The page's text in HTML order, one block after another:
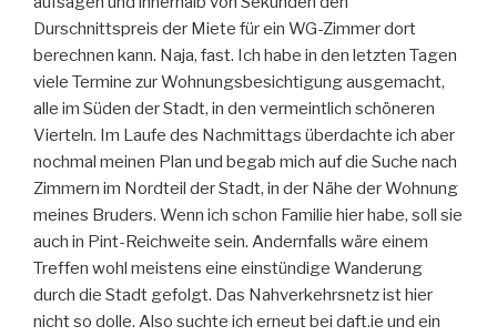
Durschnittspreis der Miete für ein WG-Zimmer dort
berechnen kann. Naja, fast. Ich habe in den letzten Tagen
viele Termine zur Wohnungsbesichtigung ausgemacht,
alle im Süden der Stadt, in den vermeintlich schöneren
Vierteln. Im Laufe des Nachmittags überdachte ich aber
nochmal meinen Plan und begab mich auf die Suche nach
Zimmern im Nordteil der Stadt, in der Nähe der Wohnung
meines Bruders. Wenn ich schon Familie hier habe, soll sie
auch in Pint-Reichweite sein. Andernfalls wäre einem
Treffen wohl meistens eine einstündige Wanderung
durch die Stadt gefolgt. Das Nahverkehrsnetz ist hier
nicht so dolle. Also suchte ich erneut bei daft.ie und ein